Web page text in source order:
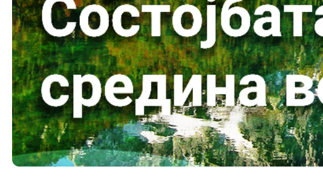
Бучава
Просторно планирање
Природа
Воздух
Отпад
Почва